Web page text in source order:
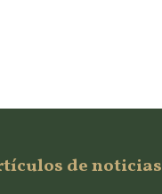
de noticias